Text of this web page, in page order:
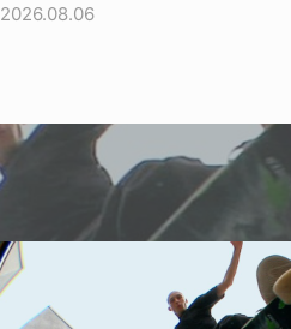
2026.08.06